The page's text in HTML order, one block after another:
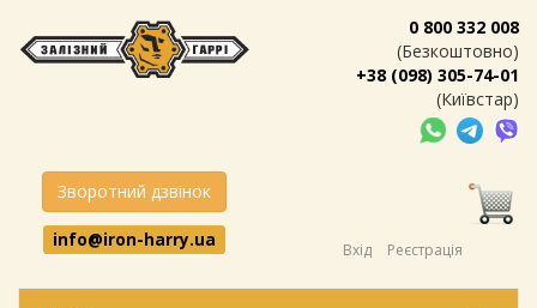
0 800 332 008
(Безкоштовно)
+38 (098) 305-74-01
(Київстар)
Зворотний дзвінок
info@iron-harry.ua
Вхід Реєстрація